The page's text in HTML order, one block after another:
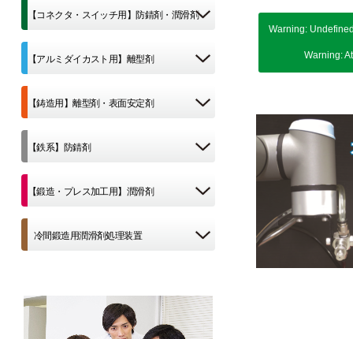
Warning:
Warning:
【コネクタ・スイッチ用】防錆剤・潤滑剤
【アルミダイカスト用】離型剤
【鋳造用】離型剤・表面安定剤
【鉄系】防錆剤
【鍛造・プレス加工用】潤滑剤
冷間鍛造用潤滑剤処理装置